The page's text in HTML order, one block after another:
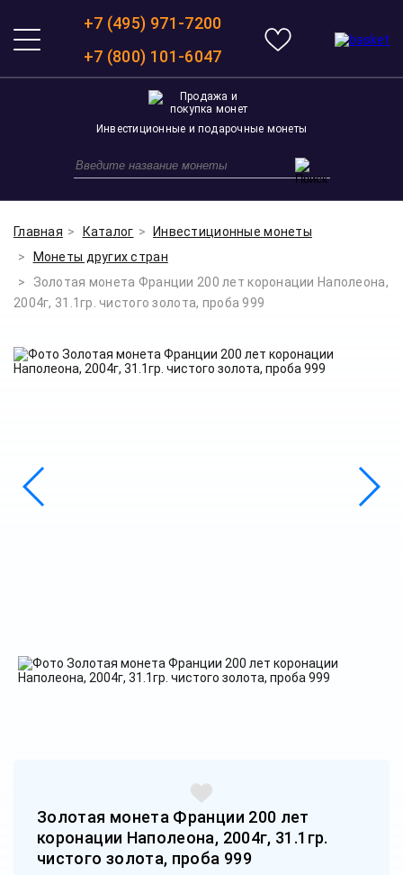
+7 (495) 971-7200
+7 (800) 101-6047
Инвестиционные и подарочные монеты
Главная Каталог
Инвестиционные монеты
Монеты других стран
Золотая монета Франции 200 лет коронации Наполеона,
2004г, 31.1гр. чистого золота, проба 999
Золотая монета Франции 200 лет
коронации Наполеона, 2004г, 31.1гр.
чистого золота, проба 999